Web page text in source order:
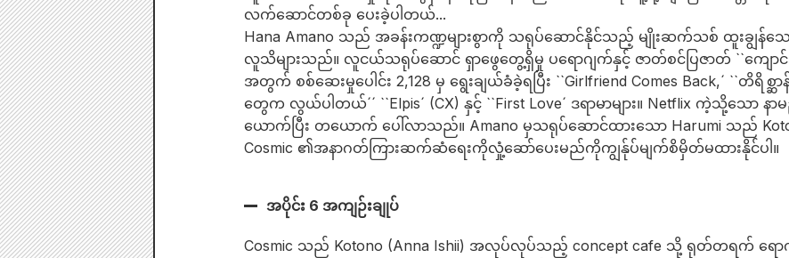
လက်ဆောင်တစ်ခု ပေးခဲ့ပါတယ်...
Hana Amano သည် အခန်းကဏ္ဍများစွာကို သရုပ်ဆောင်နိုင်သည့် မျိုးဆက်သစ် ထူးချွန်သေ
လူသိများသည်။ လူငယ်သရုပ်ဆောင် ရှာဖွေတွေ့ရှိမှု ပရောဂျက်နှင့် ဇာတ်စင်ပြဇာတ် ``ကျောင်းသူ
အတွက် စစ်ဆေးမှုပေါင်း 2,128 မှ ရွေးချယ်ခံခဲ့ရပြီး ``Girlfriend Comes Back,´ ``တိရိ
တွေက လွယ်ပါတယ်´´ ``Elpis´ (CX) နှင့် ``First Love´ ဒရာမာများ။ Netflix ကဲ့သို့သော
ယောက်ပြီး တယောက် ပေါ်လာသည်။ Amano မှသရုပ်ဆောင်ထားသော Harumi သည်
Cosmic ၏အနာဂတ်ကြားဆက်ဆံရေးကိုလှုံ့ဆော်ပေးမည်ကိုကျွန်ုပ်မျက်စိမှိတ်မထားနိုင်ပါ။
အပိုင်း 6 အကျဉ်းချုပ်
Cosmic သည် Kotono (Anna Ishii) အလုပ်လုပ်သည့် concept cafe သို့ ရုတ်တရက်